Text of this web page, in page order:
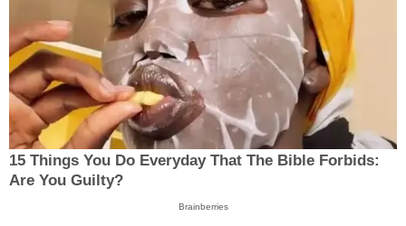
15 Things You Do Everyday That The Bible Forbids:
Are You Guilty?
Brainberries